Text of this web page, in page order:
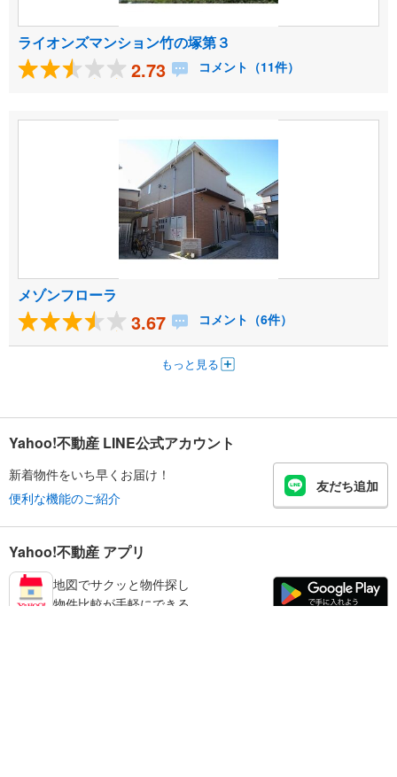
ライオンズマンション竹の塚第３
2.73 コメント（11件）
メゾンフローラ
3.67 コメント（6件）
もっと見る
Yahoo!不動産 LINE公式アカウント
新着物件をいち早くお届け！
便利な機能のご紹介
友だち追加
Yahoo!不動産 アプリ
地図でサクッと物件探し
物件比較が手軽にできる